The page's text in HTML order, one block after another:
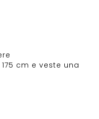
cm e veste una